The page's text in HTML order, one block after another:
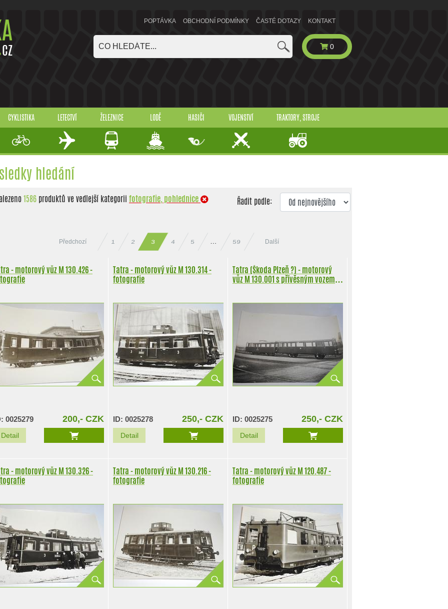
POPTÁVKA OBCHODNÍ PODMÍNKY ČASTÉ DOTAZY KONTAKT
0
CYKLISTIKA LETECTVÍ ŽELEZNICE LODĚ HASIČI VOJENSTVÍ TRAKTORY, STROJE
hledání
1586 produktů ve vedlejší kategorii fotografie, pohlednice Řadit podle:
Předchozí 1 2 3 4 5 … 59 Další
- motorový vůz M 130.426 -
0025279 200,- CZK
Detail
Tatra - motorový vůz M 130.314 -
fotografie
ID: 0025278 250,- CZK
Detail
Tatra (Škoda Plzeň ?) - motorový
vůz M 130.001 s přívěsným vozem -
ID: 0025275 250,- CZK
Detail
- motorový vůz M 130.326 -
Tatra - motorový vůz M 130.216 -
fotografie
Tatra - motorový vůz M 120.487 -
fotografie